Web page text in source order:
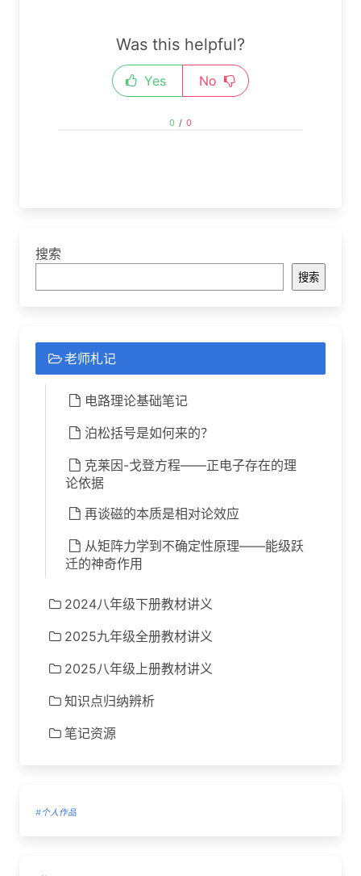
Was this helpful?
Yes No
0 / 0
搜索
搜索
老师札记
电路理论基础笔记
泊松括号是如何来的？
克莱因-戈登方程——正电子存在的理
论依据
再谈磁的本质是相对论效应
从矩阵力学到不确定性原理——能级跃
迁的神奇作用
2024八年级下册教材讲义
2025九年级全册教材讲义
2025八年级上册教材讲义
知识点归纳辨析
笔记资源
#个人作品